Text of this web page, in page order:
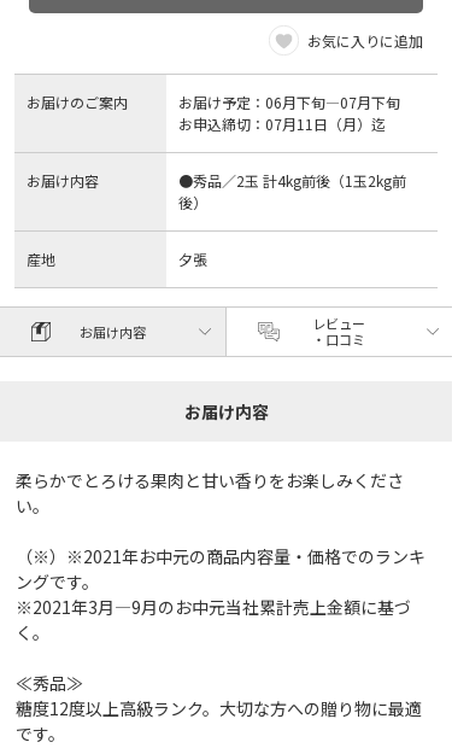
お気に入りに追加
お届けのご案内
お届け予定：06月下旬―07月下旬
お申込締切：07月11日（月）迄
お届け内容
●秀品／2玉 計4kg前後（1玉2kg前
後）
産地 夕張
お届け内容
レビュー
・口コミ
お届け内容
柔らかでとろける果肉と甘い香りをお楽しみくださ
い。
（※）※2021年お中元の商品内容量・価格でのランキ
ングです。
※2021年3月―9月のお中元当社累計売上金額に基づ
く。
≪秀品≫
糖度12度以上高級ランク。大切な方への贈り物に最適
です。